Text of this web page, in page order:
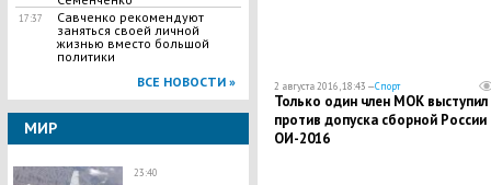
17:37
Савченко рекомендуют
заняться своей личной
жизнью вместо большой
политики
ВСЕ НОВОСТИ »
МИР
23:40
2 августа 2016, 18:43 —Спорт
Только один член МОК выступил
против допуска сборной России
ОИ-2016